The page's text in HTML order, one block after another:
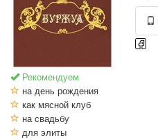
Рекомендуем
на день рождения
как мясной клуб
на свадьбу
для элиты